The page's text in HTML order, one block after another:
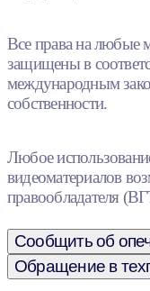
Все права на любые
защищены в
международным
собственности.
Любое
видеоматериалов
правообладателя
Сообщить об
Обращение в